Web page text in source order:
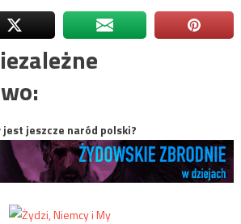
jest jeszcze naród polski?